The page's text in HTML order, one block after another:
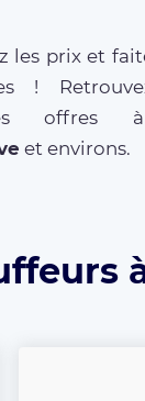
les prix et
!
et environs.